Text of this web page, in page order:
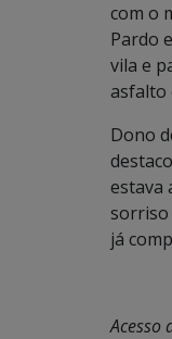
com o
Pardo
vila e
asfalto
Dono
estava
sorriso
já
Acesso